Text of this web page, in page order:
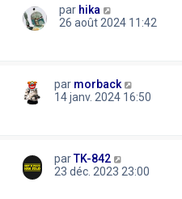
par hika
26 août 2024 11:42
par morback
14 janv. 2024 16:50
parTK-842
23 déc. 2023 23:00